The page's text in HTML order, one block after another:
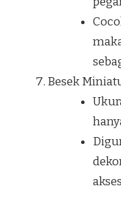
Besek